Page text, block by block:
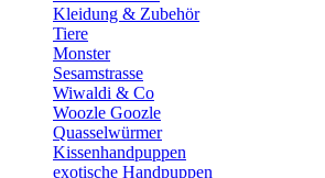
Kleidung & Zubehör
Tiere
Monster
Sesamstrasse
Wiwaldi & Co
Woozle Goozle
Quasselwürmer
Kissenhandpuppen
exotische Handpuppen